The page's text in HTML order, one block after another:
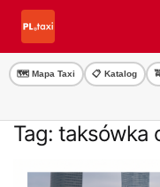
Przejdź
nawigacji
Przejdź
treści
🗺️ Mapa Taxi 📋 Katalog
Tag: taksówka